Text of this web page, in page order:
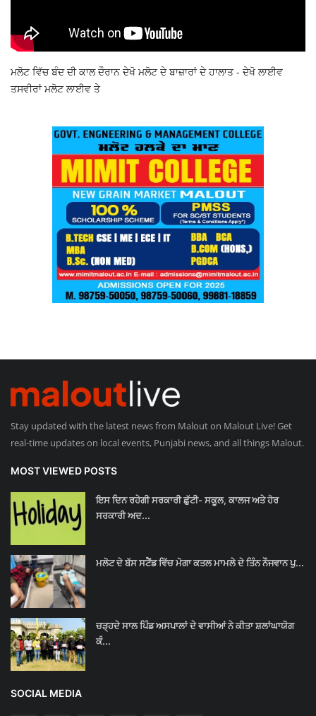
ਮਲੋਟ ਵਿੱਚ ਬੰਦ ਦੀ ਕਾਲ ਦੌਰਾਨ ਦੇਖੋ ਮਲੋਟ ਦੇ ਬਾਜ਼ਾਰਾਂ ਦੇ ਹਾਲਾਤ - ਦੇਖੋ ਲਾਈਵ
ਤਸਵੀਰਾਂ ਮਲੋਟ ਲਾਈਵ ਤੇ
Stay updated with the latest news from Malout on Malout Live! Get
real-time updates on local events, Punjabi news, and all things Malout.
MOST VIEWED POSTS
ਇਸ ਦਿਨ ਰਹੇਗੀ ਸਰਕਾਰੀ ਛੁੱਟੀ- ਸਕੂਲ, ਕਾਲਜ ਅਤੇ ਹੋਰ
ਸਰਕਾਰੀ ਅਦ...
ਮਲੋਟ ਦੇ ਬੱਸ ਸਟੈਂਡ ਵਿੱਚ ਮੋਗਾ ਕਤਲ ਮਾਮਲੇ ਦੇ ਤਿੰਨ ਨੌਜਵਾਨ ਪੁ...
ਚੜ੍ਹਦੇ ਸਾਲ ਪਿੰਡ ਅਸਪਾਲਾਂ ਦੇ ਵਾਸੀਆਂ ਨੇ ਕੀਤਾ ਸ਼ਲਾਂਘਾਯੋਗ
ਕੰ...
SOCIAL MEDIA